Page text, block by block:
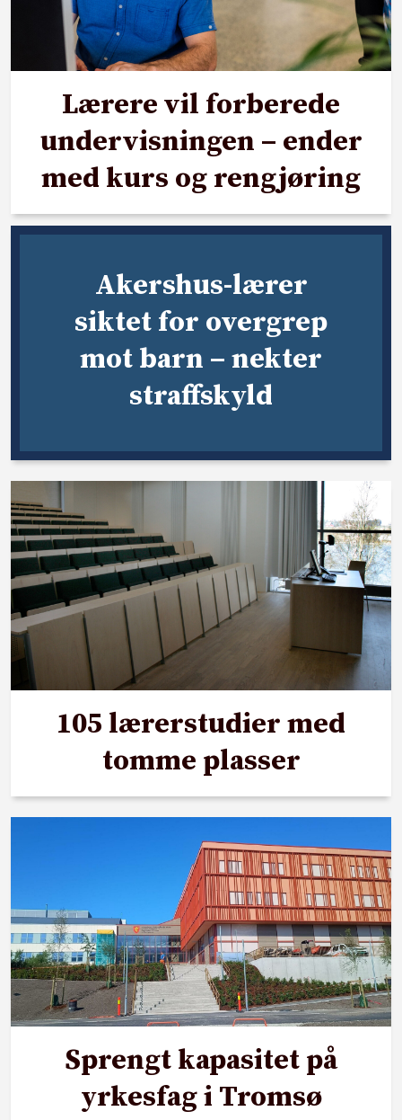
Lærere vil forberede
undervisningen – ender
med kurs og rengjøring
Akershus-lærer
siktet for overgrep
mot barn – nekter
straffskyld
105 lærerstudier med
tomme plasser
Sprengt kapasitet på
yrkesfag i Tromsø